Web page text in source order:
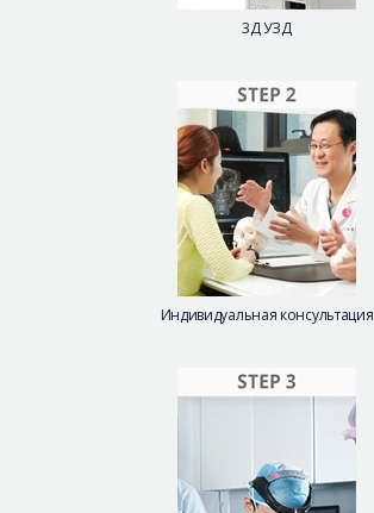
3Д УЗД
Индивидуальная консультация